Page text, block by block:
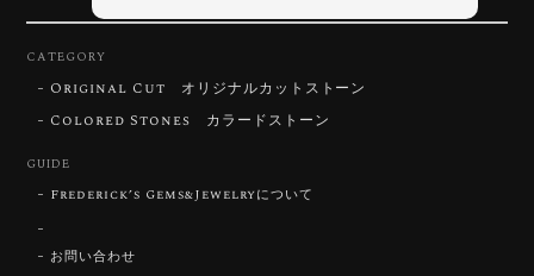
2026/07/30
CATEGORY
Original Cut オリジナルカットストーン
Colored Stones カラードストーン
GUIDE
Frederick’s Gems&Jewelryについて
お問い合わせ